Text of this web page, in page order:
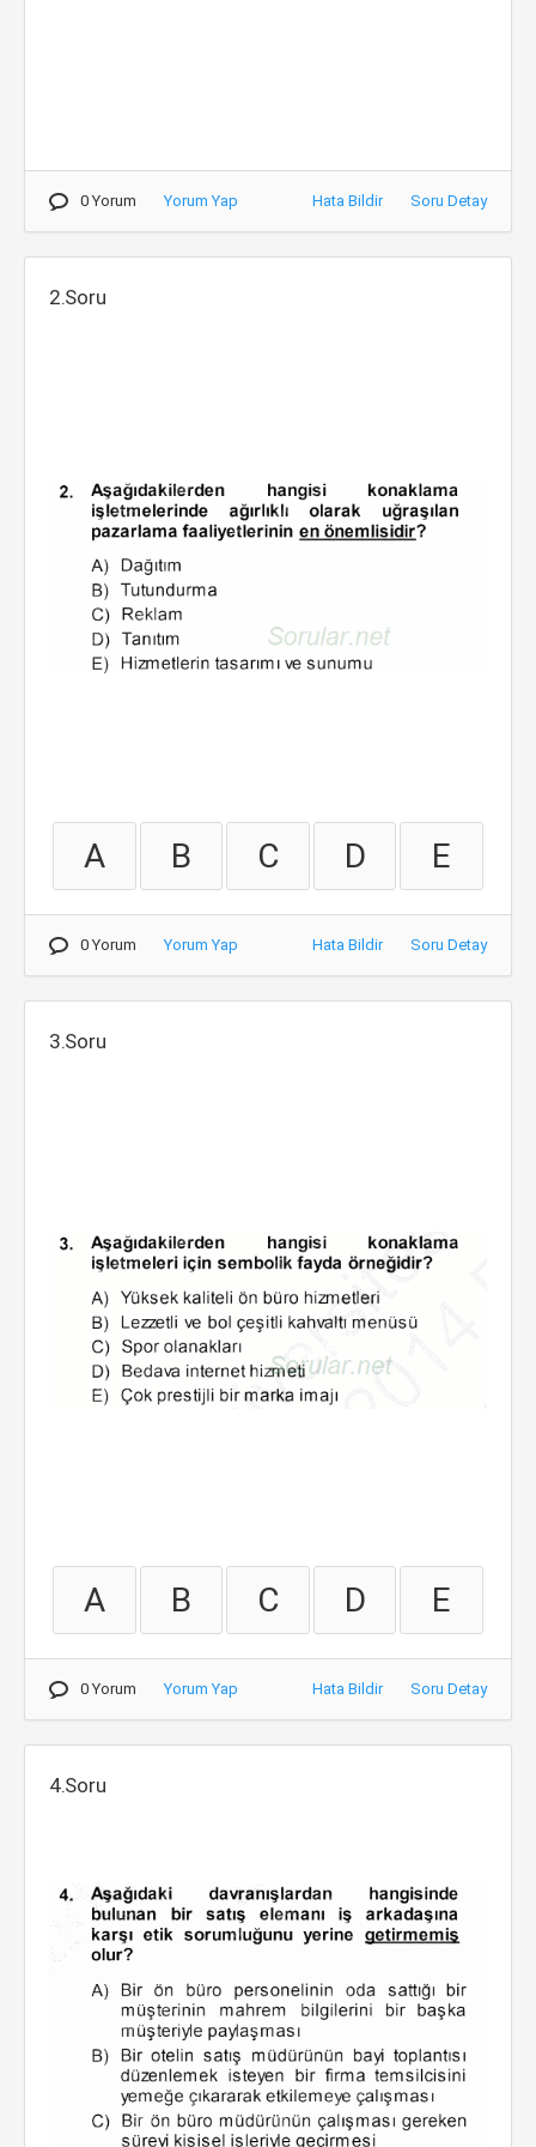
0 Yorum Yorum Yap Hata Bildir Soru Detay
2.Soru
A B C D E
0 Yorum Yorum Yap Hata Bildir Soru Detay
3.Soru
A B C D E
0 Yorum Yorum Yap Hata Bildir Soru Detay
4.Soru